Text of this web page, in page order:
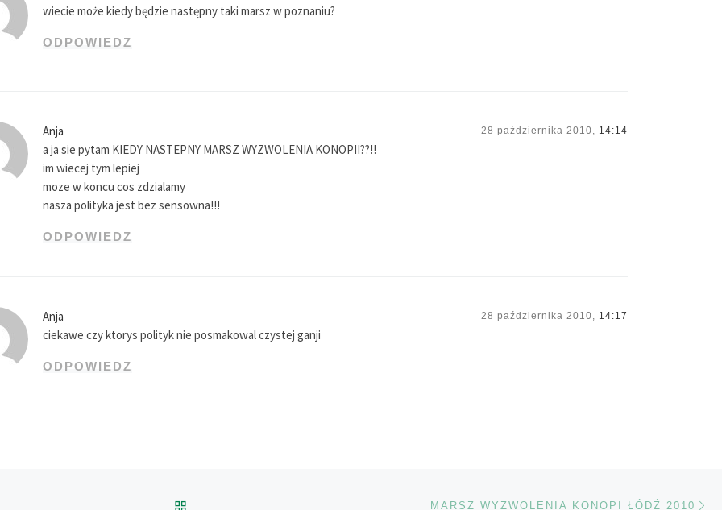
wiecie może kiedy będzie następny taki marsz w poznaniu?
ODPOWIEDZ
Anja 28 października 2010, 14:14
a ja sie pytam KIEDY NASTEPNY MARSZ WYZWOLENIA KONOPII??!!
im wiecej tym lepiej
moze w koncu cos zdzialamy
nasza polityka jest bez sensowna!!!
ODPOWIEDZ
Anja 28 października 2010, 14:17
ciekawe czy ktorys polityk nie posmakowal czystej ganji
ODPOWIEDZ
MARSZ WYZWOLENIA KONOPI ŁÓDŹ 2010